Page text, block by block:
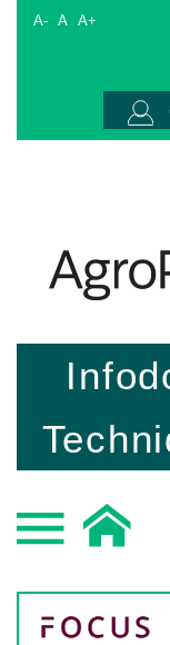
A- A A+